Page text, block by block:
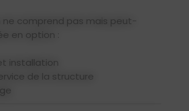
ne comprend pas mais peut-
en option :
installation
de la structure